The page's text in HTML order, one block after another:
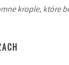
krople, które